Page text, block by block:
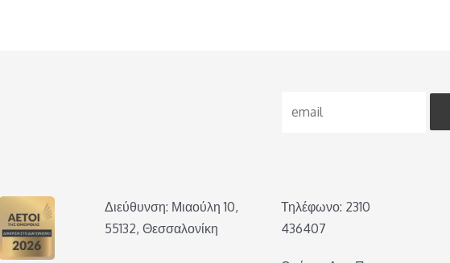
Διεύθυνση: Μιαούλη 10,
55132, Θεσσαλονίκη
Τηλέφωνο: 2310
436407